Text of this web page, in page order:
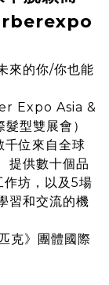
來的你/你也能
Expo Asia &
型雙展會）
千位來自全球
提供數十個品
作坊，以及5場
習和交流的機
克》團體國際